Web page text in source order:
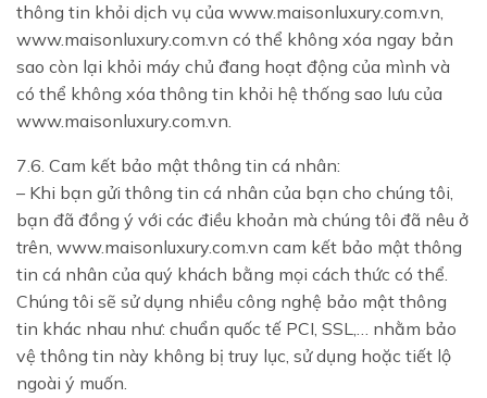
thông tin khỏi dịch vụ của www.maisonluxury.com.vn,
www.maisonluxury.com.vn có thể không xóa ngay bản
sao còn lại khỏi máy chủ đang hoạt động của mình và
có thể không xóa thông tin khỏi hệ thống sao lưu của
www.maisonluxury.com.vn.
7.6. Cam kết bảo mật thông tin cá nhân:
– Khi bạn gửi thông tin cá nhân của bạn cho chúng tôi,
bạn đã đồng ý với các điều khoản mà chúng tôi đã nêu ở
trên, www.maisonluxury.com.vn cam kết bảo mật thông
tin cá nhân của quý khách bằng mọi cách thức có thể.
Chúng tôi sẽ sử dụng nhiều công nghệ bảo mật thông
tin khác nhau như: chuẩn quốc tế PCI, SSL,… nhằm bảo
vệ thông tin này không bị truy lục, sử dụng hoặc tiết lộ
ngoài ý muốn.